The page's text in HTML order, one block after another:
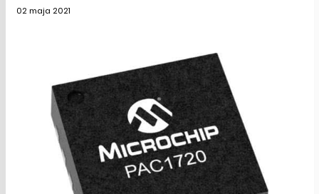
02 maja 2021